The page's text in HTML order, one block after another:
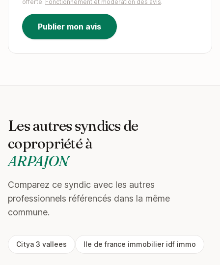
offerte. Fonctionnement et modération des avis.
Publier mon avis
Les autres syndics de
copropriété à
ARPAJON
Comparez ce syndic avec les autres
professionnels référencés dans la même
commune.
Citya 3 vallees Ile de france immobilier idf immo